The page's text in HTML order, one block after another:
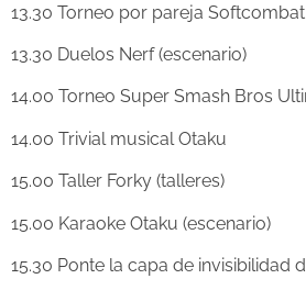
13.30 Torneo por pareja
13.30 Duelos Nerf (escenario)
14.00 Torneo Super Smash Bros
14.00 Trivial musical Otaku
15.00 Taller Forky (talleres)
15.00 Karaoke Otaku (escenario)
15.30 Ponte la capa de invisibilidad